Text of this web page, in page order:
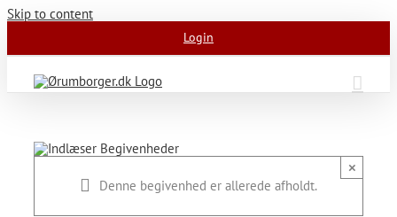
Skip to content
Login
Denne begivenhed er allerede afholdt.
×